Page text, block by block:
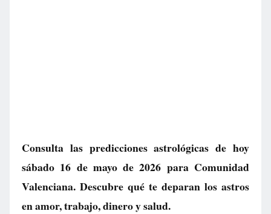
Consulta las predicciones astrológicas de hoy
sábado 16 de mayo de 2026 para Comunidad
Valenciana. Descubre qué te deparan los astros
en amor, trabajo, dinero y salud.